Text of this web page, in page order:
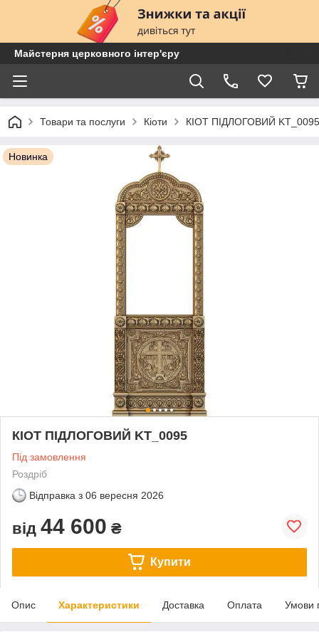
Майстерня церковного інтер'єру
Товари та послуги Кіоти КІОТ ПІДЛОГОВИЙ KT_0095
Новинка
КІОТ ПІДЛОГОВИЙ KT_0095
Під замовлення
Роздріб
Відправка з 06 вересня 2026
від 44 600 ₴
Купити
Опис Характеристики Доставка Оплата Умови